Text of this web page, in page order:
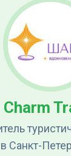
Charm
в Санкт-